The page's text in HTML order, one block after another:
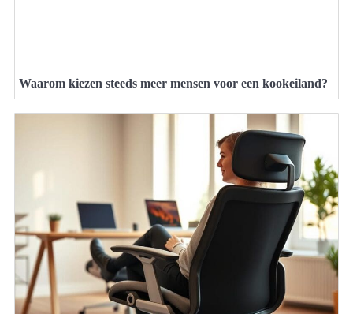
Waarom kiezen steeds meer mensen voor een kookeiland?